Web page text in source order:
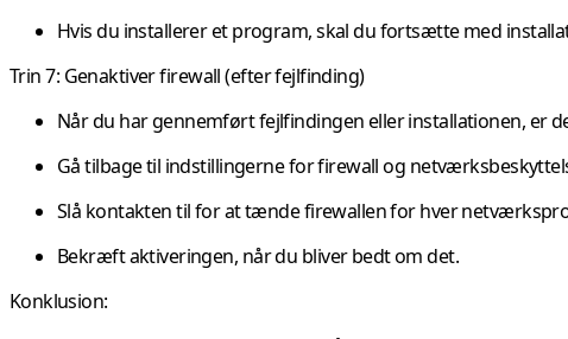
Hvis du installerer et program, skal du fortsætte med
Trin 7: Genaktiver firewall (efter fejlfinding)
Når du har gennemført fejlfindingen eller installationen, er
Gå tilbage til indstillingerne for firewall og
Slå kontakten til for at tænde firewallen for hver
Bekræft aktiveringen, når du bliver bedt om det.
Konklusion: